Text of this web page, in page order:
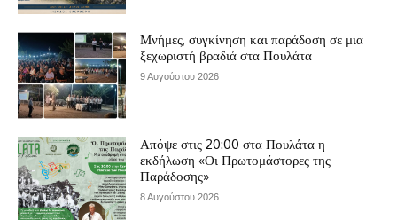
Μνήμες, συγκίνηση και παράδοση σε μια
ξεχωριστή βραδιά στα Πουλάτα
9 Αυγούστου 2026
Απόψε στις 20:00 στα Πουλάτα η
εκδήλωση «Οι Πρωτομάστορες της
Παράδοσης»
8 Αυγούστου 2026